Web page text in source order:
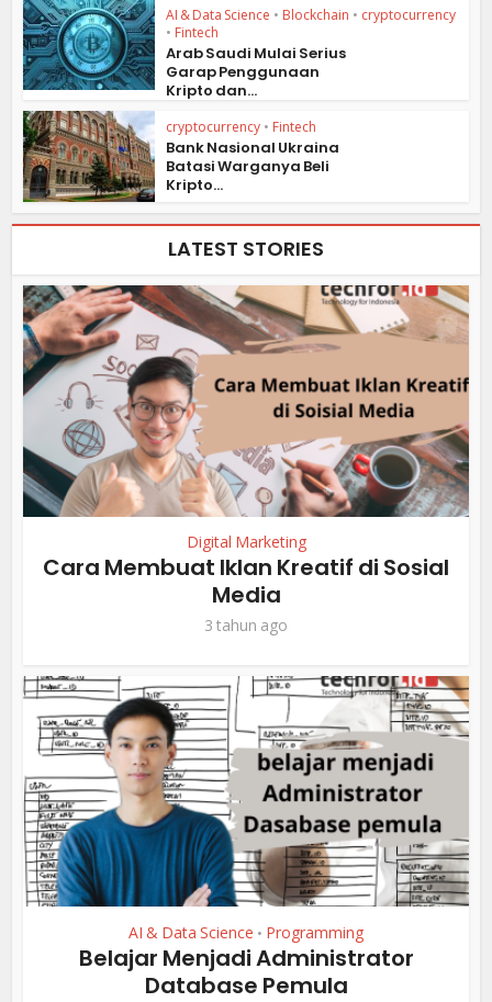
AI & Data Science • Blockchain • cryptocurrency
• Fintech
Arab Saudi Mulai Serius
Garap Penggunaan
Kripto dan...
cryptocurrency • Fintech
Bank Nasional Ukraina
Batasi Warganya Beli
Kripto...
LATEST STORIES
Digital Marketing
Cara Membuat Iklan Kreatif di Sosial
Media
3 tahun ago
AI & Data Science • Programming
Belajar Menjadi Administrator
Database Pemula